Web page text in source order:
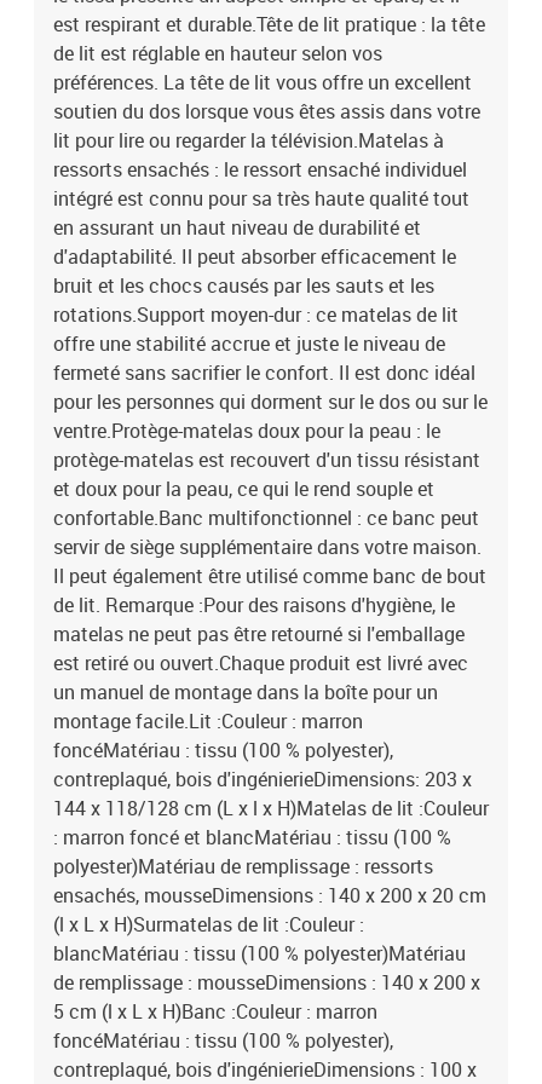
est respirant et durable.Tête de lit pratique : la tête
de lit est réglable en hauteur selon vos
préférences. La tête de lit vous offre un excellent
soutien du dos lorsque vous êtes assis dans votre
lit pour lire ou regarder la télévision.Matelas à
ressorts ensachés : le ressort ensaché individuel
intégré est connu pour sa très haute qualité tout
en assurant un haut niveau de durabilité et
d'adaptabilité. Il peut absorber efficacement le
bruit et les chocs causés par les sauts et les
rotations.Support moyen-dur : ce matelas de lit
offre une stabilité accrue et juste le niveau de
fermeté sans sacrifier le confort. Il est donc idéal
pour les personnes qui dorment sur le dos ou sur le
ventre.Protège-matelas doux pour la peau : le
protège-matelas est recouvert d'un tissu résistant
et doux pour la peau, ce qui le rend souple et
confortable.Banc multifonctionnel : ce banc peut
servir de siège supplémentaire dans votre maison.
Il peut également être utilisé comme banc de bout
de lit. Remarque :Pour des raisons d'hygiène, le
matelas ne peut pas être retourné si l'emballage
est retiré ou ouvert.Chaque produit est livré avec
un manuel de montage dans la boîte pour un
montage facile.Lit :Couleur : marron
foncéMatériau : tissu (100 % polyester),
contreplaqué, bois d'ingénierieDimensions: 203 x
144 x 118/128 cm (L x l x H)Matelas de lit :Couleur
: marron foncé et blancMatériau : tissu (100 %
polyester)Matériau de remplissage : ressorts
ensachés, mousseDimensions : 140 x 200 x 20 cm
(l x L x H)Surmatelas de lit :Couleur :
blancMatériau : tissu (100 % polyester)Matériau
de remplissage : mousseDimensions : 140 x 200 x
5 cm (l x L x H)Banc :Couleur : marron
foncéMatériau : tissu (100 % polyester),
contreplaqué, bois d'ingénierieDimensions : 100 x